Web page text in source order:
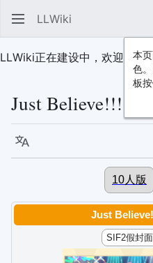
LLWiki
LLWiki正在建设中，欢迎 加入
Just Believe!!!（
语言
10人版
Just
SIF2假封面
本
色
板